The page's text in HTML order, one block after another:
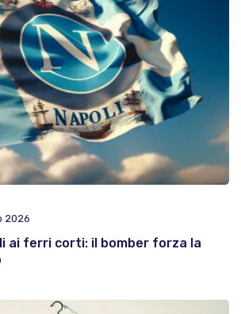
2026
ai ferri corti: il bomber forza la